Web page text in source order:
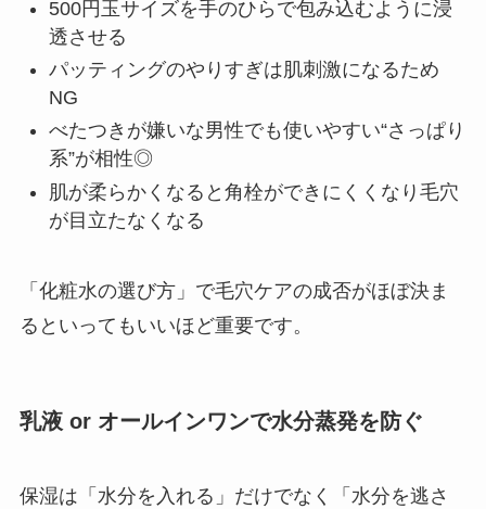
500円玉サイズを手のひらで包み込むように浸
透させる
パッティングのやりすぎは肌刺激になるため
NG
べたつきが嫌いな男性でも使いやすい“さっぱり
系”が相性◎
肌が柔らかくなると角栓ができにくくなり毛穴
が目立たなくなる
「化粧水の選び方」で毛穴ケアの成否がほぼ決ま
るといってもいいほど重要です。
乳液 or オールインワンで水分蒸発を防ぐ
保湿は「水分を入れる」だけでなく「水分を逃さ